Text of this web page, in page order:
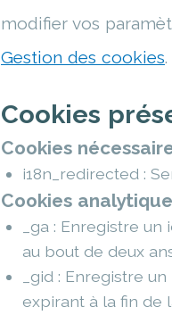
modifier vos
Gestion des cookies.
Cookies
Cookies
i18n_redirected :
Cookies
_ga : Enregistre
au bout de deux
_gid : Enregistre
expirant à la fin de